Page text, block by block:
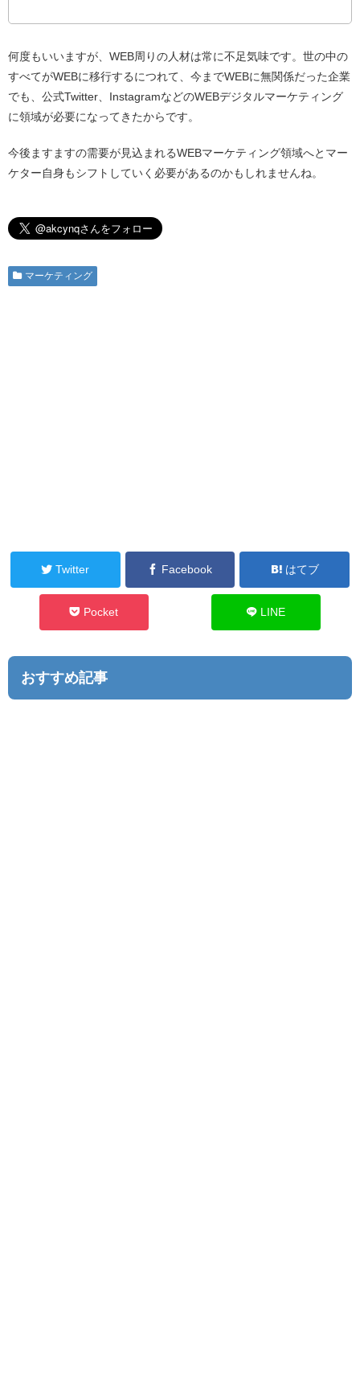
何度もいいますが、WEB周りの人材は常に不足気味です。世の中の
すべてがWEBに移行するにつれて、今までWEBに無関係だった企業
でも、公式Twitter、InstagramなどのWEBデジタルマーケティング
に領域が必要になってきたからです。
今後ますますの需要が見込まれるWEBマーケティング領域へとマー
ケター自身もシフトしていく必要があるのかもしれませんね。
マーケティング
Twitter Facebook はてブ
Pocket LINE
おすすめ記事